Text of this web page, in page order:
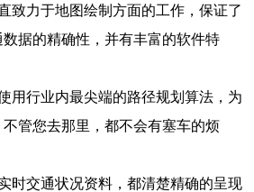
力于地图绘制方面的工作，保证了
据的精确性，并有丰富的软件特
行业内最尖端的路径规划算法，为
管您去那里，都不会有塞车的烦
交通状况资料，都清楚精确的呈现